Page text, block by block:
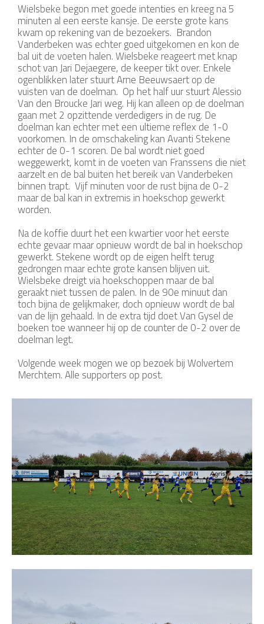
Wielsbeke begon met goede intenties en kreeg na 5
minuten al een eerste kansje. De eerste grote kans
kwam op rekening van de bezoekers. Brandon
Vanderbeken was echter goed uitgekomen en kon de
bal uit de voeten halen. Wielsbeke reageert met knap
schot van Jari Dejaegere, de keeper tikt over. Enkele
ogenblikken later stuurt Arne Beeuwsaert op de
vuisten van de doelman. Op het half uur stuurt Alessio
Van den Broucke Jari weg. Hij kan alleen op de doelman
gaan met 2 opzittende verdedigers in de rug. De
doelman kan echter met een ultieme reflex de 1-0
voorkomen. In de omschakeling kan Avanti Stekene
echter de 0-1 scoren. De bal wordt niet goed
weggewerkt, komt in de voeten van Franssens die niet
aarzelt en de bal buiten het bereik van Vanderbeken
binnen trapt. Vijf minuten voor de rust bijna de 0-2
maar de bal kan in extremis in hoekschop gewerkt
worden.
Na de koffie duurt het een kwartier voor het eerste
echte gevaar maar opnieuw wordt de bal in hoekschop
gewerkt. Stekene wordt op de eigen helft terug
gedrongen maar echte grote kansen blijven uit.
Wielsbeke dreigt via hoekschoppen maar de bal
geraakt niet tussen de palen. In de 90e minuut dan
toch bijna de gelijkmaker, doch opnieuw wordt de bal
van de lijn gehaald. In de extra tijd doet Van Gysel de
boeken toe wanneer hij op de counter de 0-2 over de
doelman legt.
Volgende week mogen we op bezoek bij Wolvertem
Merchtem. Alle supporters op post.